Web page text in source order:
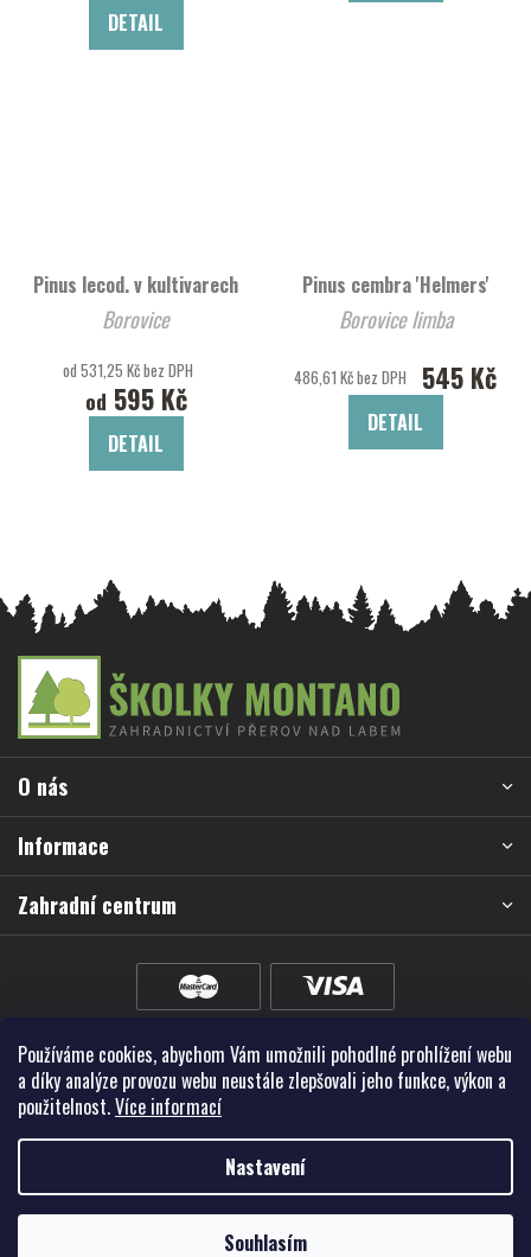
Používáme cookies, abychom Vám umožnili pohodlné prohlížení webu
a díky analýze provozu webu neustále zlepšovali jeho funkce, výkon a
použitelnost.Více informací
Nastavení
Souhlasím
DETAIL
Pinus lecod. v kultivarech
Borovice
od 531,25 Kč bez DPH
od 595 Kč
DETAIL
Pinus cembra 'Helmers'
Borovice limba
486,61 Kč bez DPH 545 Kč
DETAIL
a
í
O nás
Informace
Zahradní centrum
Vytvořil Shoptet Premium